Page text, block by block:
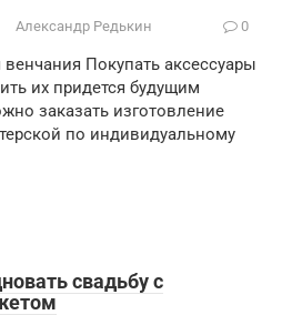
Александр Редькин 0
Покупать аксессуары
их придется будущим
заказать изготовление
по индивидуальному
свадьбу с